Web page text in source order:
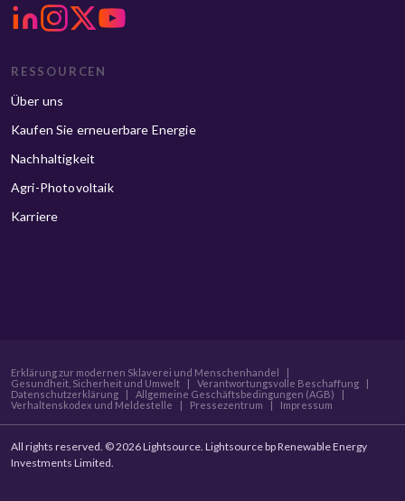
RESSOURCEN
Über uns
Kaufen Sie erneuerbare Energie
Nachhaltigkeit
Agri-Photovoltaik
Karriere
Erklärung zur modernen Sklaverei und Menschenhandel
|
Gesundheit, Sicherheit und Umwelt
| Verantwortungsvolle Beschaffung
|
Datenschutzerklärung
| Allgemeine Geschäftsbedingungen (AGB)
|
Verhaltenskodex und Meldestelle
| Pressezentrum | Impressum
All rights reserved. © 2026 Lightsource. Lightsource bp Renewable Energy
Investments Limited.